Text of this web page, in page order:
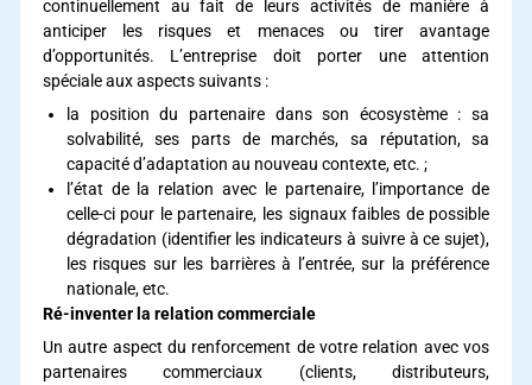
continuellement au fait de leurs activités de manière à
anticiper les risques et menaces ou tirer avantage
d’opportunités. L’entreprise doit porter une attention
spéciale aux aspects suivants :
la position du partenaire dans son écosystème : sa
solvabilité, ses parts de marchés, sa réputation, sa
capacité d’adaptation au nouveau contexte, etc. ;
l’état de la relation avec le partenaire, l’importance de
celle-ci pour le partenaire, les signaux faibles de possible
dégradation (identifier les indicateurs à suivre à ce sujet),
les risques sur les barrières à l’entrée, sur la préférence
nationale, etc.
Ré-inventer la relation commerciale
Un autre aspect du renforcement de votre relation avec vos
partenaires commerciaux (clients, distributeurs,